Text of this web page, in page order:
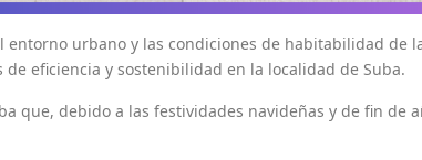
entorno urbano y las condiciones de habitabilidad de
eficiencia y sostenibilidad en la localidad de Suba.
que, debido a las festividades navideñas y de fin de